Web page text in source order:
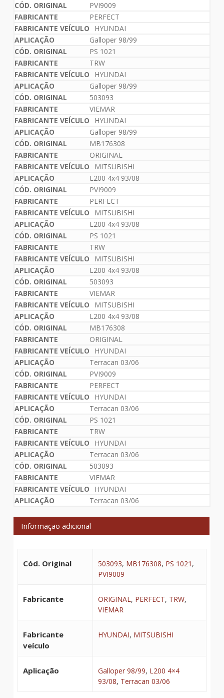
PVI9009
PERFECT
HYUNDAI
Galloper 98/99
PS 1021
TRW
HYUNDAI
Galloper 98/99
503093
VIEMAR
HYUNDAI
Galloper 98/99
MB176308
ORIGINAL
MITSUBISHI
L200 4x4 93/08
PVI9009
PERFECT
MITSUBISHI
L200 4x4 93/08
PS 1021
TRW
MITSUBISHI
L200 4x4 93/08
503093
VIEMAR
MITSUBISHI
L200 4x4 93/08
MB176308
ORIGINAL
HYUNDAI
Terracan 03/06
PVI9009
PERFECT
HYUNDAI
Terracan 03/06
PS 1021
TRW
HYUNDAI
Terracan 03/06
503093
VIEMAR
HYUNDAI
Terracan 03/06
Informação adicional
Cód. Original 503093, MB176308, PS 1021 ,
PVI9009
Fabricante ORIGINAL, PERFECT, TRW,
VIEMAR
Fabricante
veículo
HYUNDAI, MITSUBISHI
Aplicação Galloper 98/99, L200 4×4
93/08, Terracan 03/06